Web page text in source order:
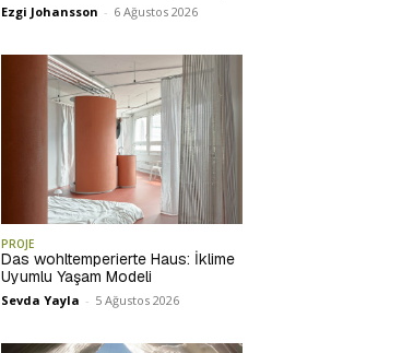
Ezgi Johansson - 6 Ağustos 2026
PROJE
Das wohltemperierte Haus: İklime
Uyumlu Yaşam Modeli
Sevda Yayla - 5 Ağustos 2026